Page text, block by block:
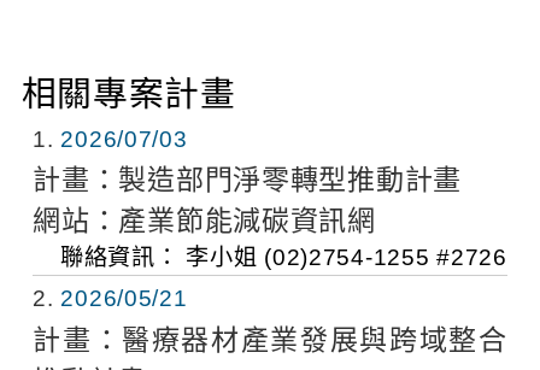
相關專案計畫
1 2026/07/03
計畫： 製造部門淨零轉型推動計畫
網站： 產業節能減碳資訊網
聯絡資訊： 李小姐 (02)2754-1255 #2726
2
2026/05/21
計畫： 醫療器材產業發展與跨域整合